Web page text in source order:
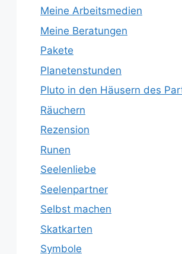
Meine Arbeitsmedien
Meine Beratungen
Pakete
Planetenstunden
Pluto in den Häusern des
Räuchern
Rezension
Runen
Seelenliebe
Seelenpartner
Selbst machen
Skatkarten
Symbole